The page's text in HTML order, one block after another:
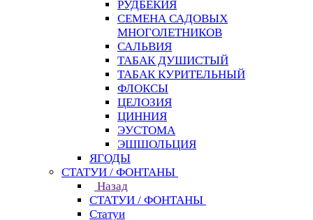
РУДБЕКИЯ
СЕМЕНА САДОВЫХ
МНОГОЛЕТНИКОВ
САЛЬВИЯ
ТАБАК ДУШИСТЫЙ
ТАБАК КУРИТЕЛЬНЫЙ
ФЛОКСЫ
ЦЕЛОЗИЯ
ЦИННИЯ
ЭУСТОМА
ЭШШОЛЬЦИЯ
ЯГОДЫ
СТАТУИ / ФОНТАНЫ
Назад
СТАТУИ / ФОНТАНЫ
Статуи